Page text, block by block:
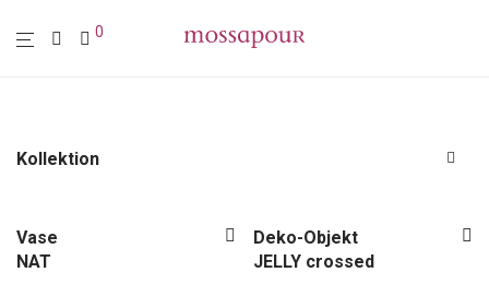
0
Kollektion
Polstermöbel
Möbel
Vase
NAT
Deko-Objekt
JELLY crossed